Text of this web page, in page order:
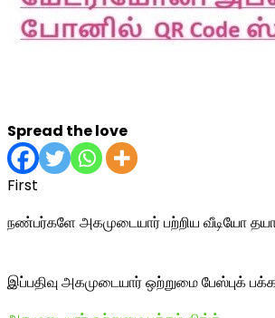
Spread the love
First
நண்பர்களே அகமுடையார் பற்றிய வீடியோ
இப்பதிவு அகமுடையார் ஒற்றுமை பேஸ்புக்